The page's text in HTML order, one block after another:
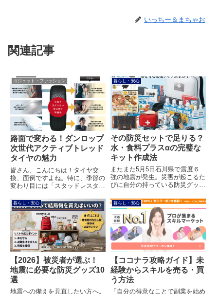
いっちー＆まちゃお
関連記事
ガジェット・ファッション
路面で変わる！ダンロップ
次世代アクティブトレッド
タイヤの魅力
皆さん、こんにちは！タイヤ交
換、面倒ですよね。特に、季節の
変わり目には「スタッドレスタイ
いる方も多いのではないでしょう
か？そんな悩みを解決してくれる
かもしれないのが、ダンロップの
新技術「アクティブトレッド」を
搭...
暮らし・安心
その防災セットで足りる？
水・食料プラスαの完璧な
キット作成法
またまた5月5日石川県で震度６
強の地震が発生。災害が起こるた
びに自分の持っている防災グッツ
なってしまいます。完璧な防災グ
ッツとは…通常考えられているも
のにプラスαのものがあたら更に
完璧な防災グッツになると考え
ま...
暮らし・安心
【2026】被災者が選ぶ！
地震に必要な防災グッズ10
選
地震への備えを見直したい方へ。
暮らし・安心
【ココナラ攻略ガイド】未
経験からスキルを売る・買
う方法
「自分の得意なことで副業を始め